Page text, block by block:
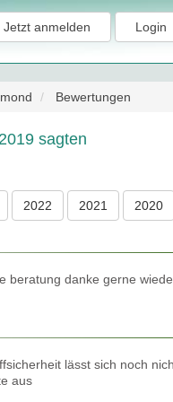
Jetzt anmelden Login
Bewertungen
sagten
2022 2021 2020
beratung danke gerne
lässt sich noch
aus